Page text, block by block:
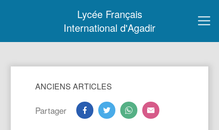
Lycée Français
International d'Agadir
ANCIENS ARTICLES
Partager